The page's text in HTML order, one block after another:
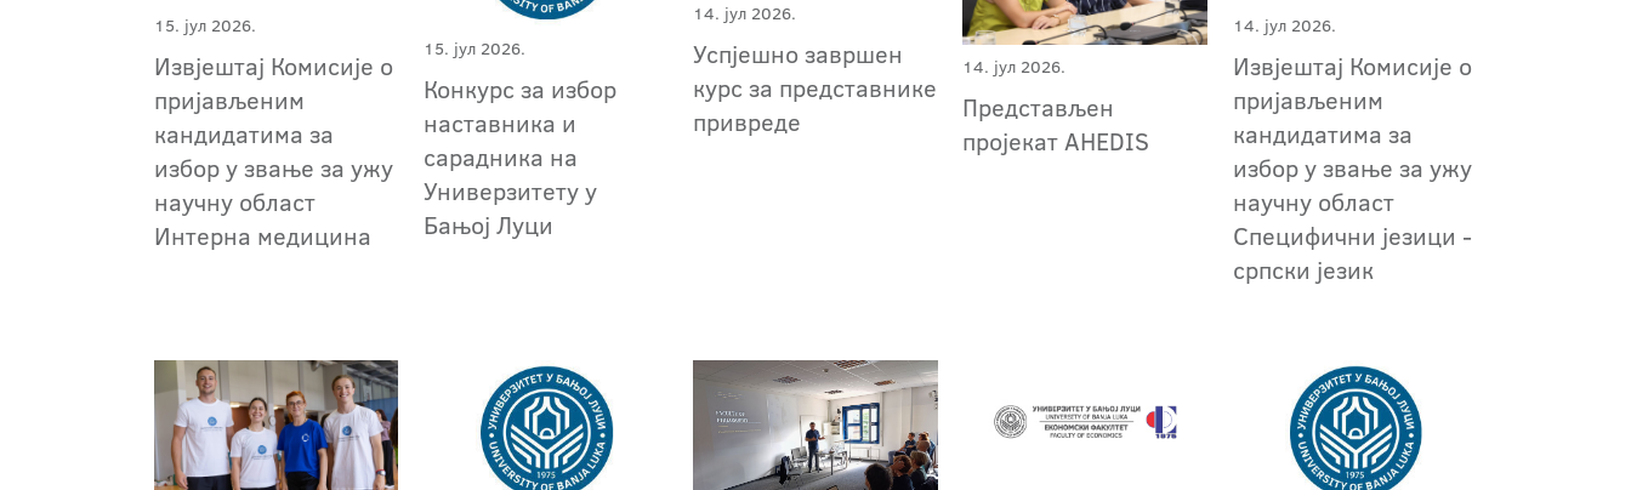
15. јул 2026.
Извјештај Комисије о
пријављеним
кандидатима за
избор у звање за ужу
научну област
Интерна медицина
15. јул 2026.
Конкурс за избор
наставника и
сарадника на
Универзитету у
Бањој Луци
14. јул 2026.
Успјешно завршен
курс за представнике
привреде
14. јул 2026.
Представљен
пројекат AHEDIS
14. јул 2026.
Извјештај Комисије о
пријављеним
кандидатима за
избор у звање за ужу
научну област
Специфични језици -
српски језик